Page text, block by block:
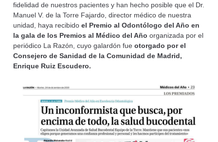
fidelidad de nuestros pacientes y han hecho posible que el Dr.
Manuel V. de la Torre Fajardo, director médico de nuestra
unidad, haya recibidoel Premio al Odontólogo del Año en
la gala de los Premios al Médico del Añoorganizada por el
periódico La Razón, cuyo galardón fueotorgado por el
Consejero de Sanidad de la Comunidad de Madrid,
Enrique Ruiz Escudero.